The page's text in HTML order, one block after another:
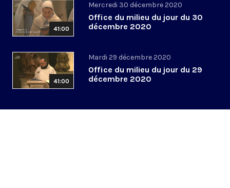
41:00
Mercredi 30 décembre 2020
Office du milieu du jour du 30
décembre 2020
41:00
Mardi 29 décembre 2020
Office du milieu du jour du 29
décembre 2020